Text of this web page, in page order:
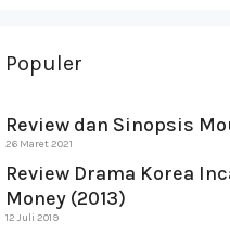
Populer
Review dan Sinopsis
26 Maret 2021
Review Drama Korea
Money (2013)
12 Juli 2019